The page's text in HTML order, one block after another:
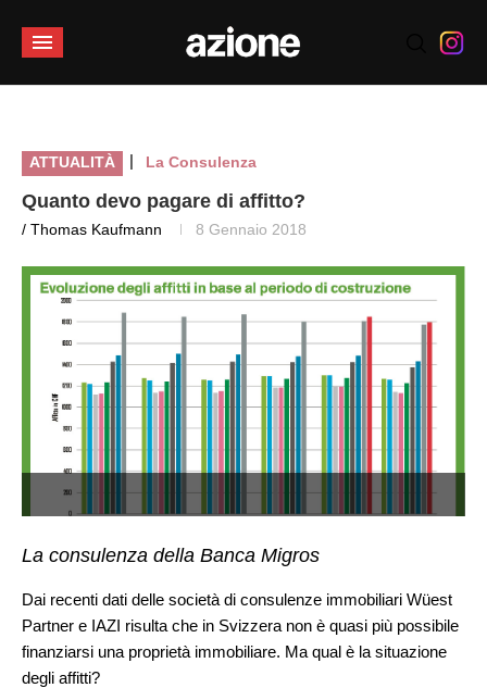
ATTUALITÀ | La Consulenza
Quanto devo pagare di affitto?
/ Thomas Kaufmann 8 Gennaio 2018
La consulenza della Banca Migros
Dai recenti dati delle società di consulenze immobiliari Wüest
Partner e IAZI risulta che in Svizzera non è quasi più possibile
finanziarsi una proprietà immobiliare. Ma qual è la situazione
degli affitti?